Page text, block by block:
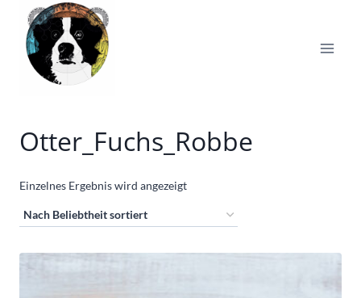
Inhalt
springen
Otter_Fuchs_Robbe
Einzelnes Ergebnis wird angezeigt